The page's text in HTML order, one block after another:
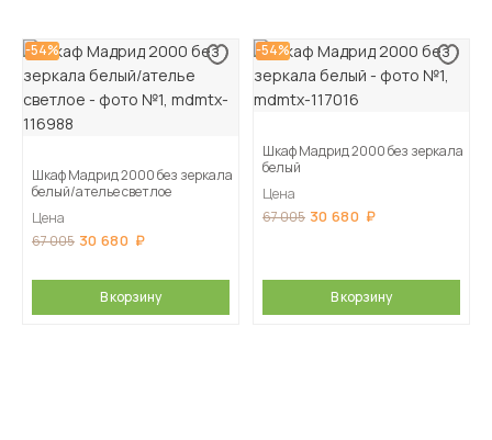
-54%
Шкаф Мадрид 2000 без зеркала
белый/ателье светлое
Цена
67 005 30 680
В корзину
-54%
Шкаф Мадрид 2000 без зеркала
белый
Цена
67 005 30 680
В корзину